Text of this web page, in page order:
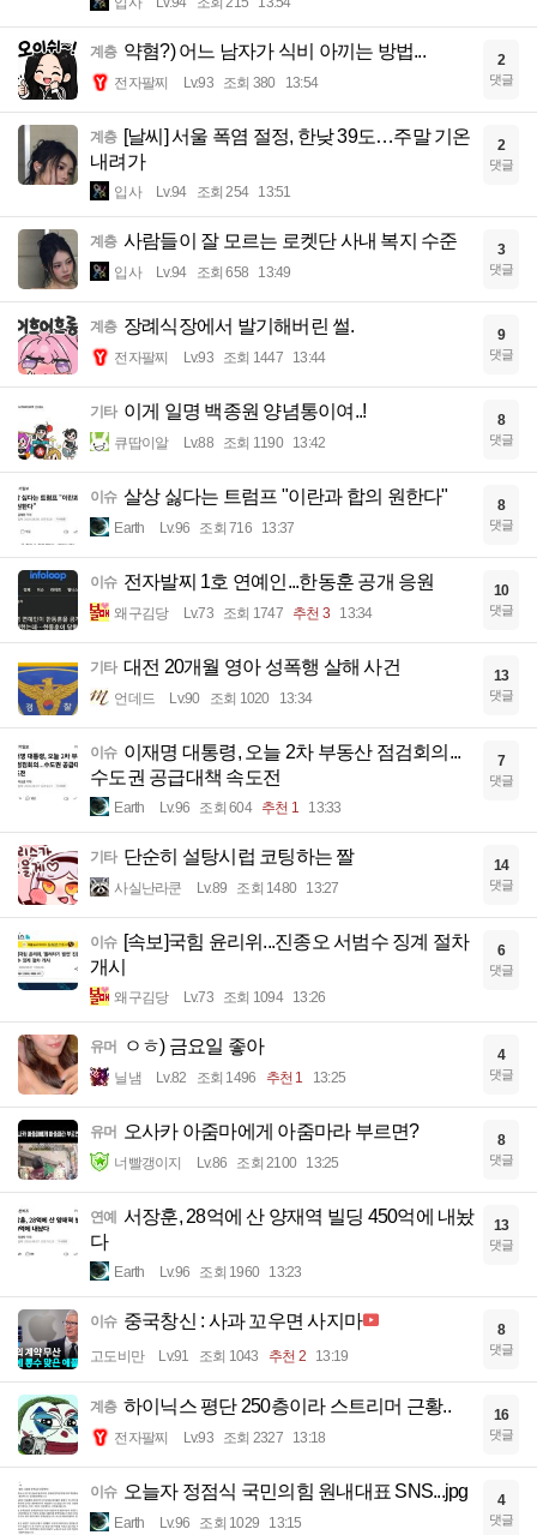
계층 약혐?) 어느 남자가 식비 아끼는 방법...
전자팔찌 Lv.93 조회 380 13:54
2
댓글
계층 [날씨] 서울 폭염 절정, 한낮 39도…주말 기온
내려가
입사 Lv.94 조회 254 13:51
2
댓글
계층 사람들이 잘 모르는 로켓단 사내 복지 수준
입사 Lv.94 조회 658 13:49
3
댓글
계층 장례식장에서 발기해버린 썰.
전자팔찌 Lv.93 조회 1447 13:44
9
댓글
기타 이게 일명 백종원 양념통이여..!
큐땁이알 Lv.88 조회 1190 13:42
8
댓글
이슈 살상 싫다는 트럼프 "이란과 합의 원한다"
Earth Lv.96 조회 716 13:37
8
댓글
이슈 전자발찌 1호 연예인...한동훈 공개 응원
왜구김당 Lv.73 조회 1747 추천 3 13:34
10
댓글
기타 대전 20개월 영아 성폭행 살해 사건
언데드 Lv.90 조회 1020 13:34
13
댓글
이슈 이재명 대통령, 오늘 2차 부동산 점검회의...
수도권 공급대책 속도전
Earth Lv.96 조회 604 추천 1 13:33
7
댓글
기타 단순히 설탕시럽 코팅하는 짤
사실난라쿤 Lv.89 조회 1480 13:27
14
댓글
이슈 [속보]국힘 윤리위...진종오 서범수 징계 절차
개시
왜구김당 Lv.73 조회 1094 13:26
6
댓글
유머 ㅇㅎ) 금요일 좋아
닐냄 Lv.82 조회 1496 추천 1 13:25
4
댓글
유머 오사카 아줌마에게 아줌마라 부르면?
너빨갱이지 Lv.86 조회 2100 13:25
8
댓글
연예
서장훈, 28억에 산 양재역 빌딩 450억에 내놨
다
Earth Lv.96 조회 1960 13:23
13
댓글
이슈 중국창신 : 사과 꼬우면 사지마
고도비만 Lv.91 조회 1043 추천 2 13:19
8
댓글
계층 하이닉스 평단 250층이라 스트리머 근황..
전자팔찌 Lv.93 조회 2327 13:18
16
댓글
이슈 오늘자 정점식 국민의힘 원내대표 SNS...jpg
Earth Lv.96 조회 1029 13:15
4
댓글